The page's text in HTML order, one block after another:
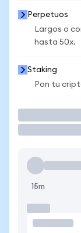
Perpetuos
Largos o
hasta 50x.
Staking
Pon tu
15m